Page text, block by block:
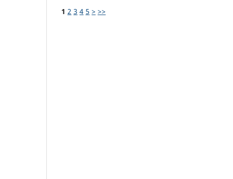
1 2 3 4 5 > >>